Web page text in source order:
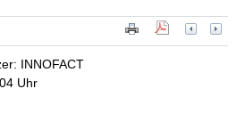
INNOFACT
Uhr